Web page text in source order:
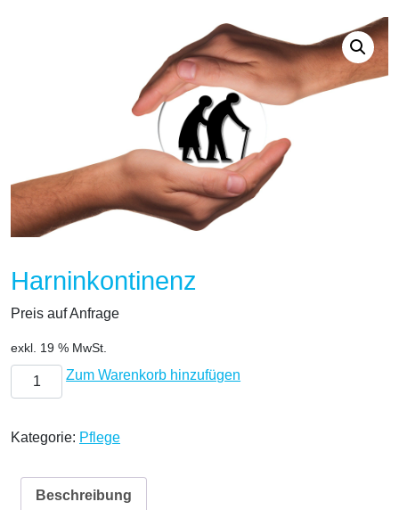
Harninkontinenz
Preis auf Anfrage
exkl. 19 % MwSt.
Harninkontinenz Menge
Zum Warenkorb hinzufügen
Kategorie: Pflege
Beschreibung